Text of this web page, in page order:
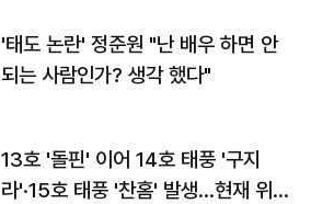
'태도 논란' 정준원 "난 배우 하면 안
되는 사람인가? 생각 했다"
13호 '돌핀' 이어 14호 태풍 '구지
라'·15호 태풍 '찬홈' 발생…현재 위